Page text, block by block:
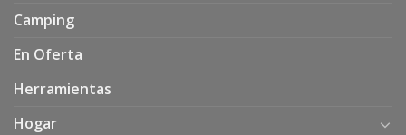
Camping
En Oferta
Herramientas
Hogar